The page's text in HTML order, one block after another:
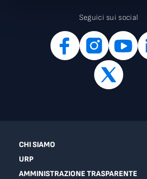
Seguici sui social
CHI SIAMO
URP
AMMINISTRAZIONE TRASPARENTE